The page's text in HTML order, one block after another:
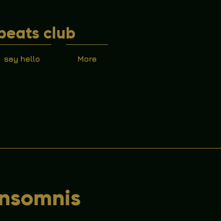
club
say hello More